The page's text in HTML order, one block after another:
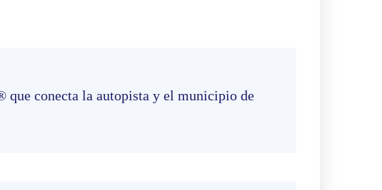
que conecta la autopista y el municipio de